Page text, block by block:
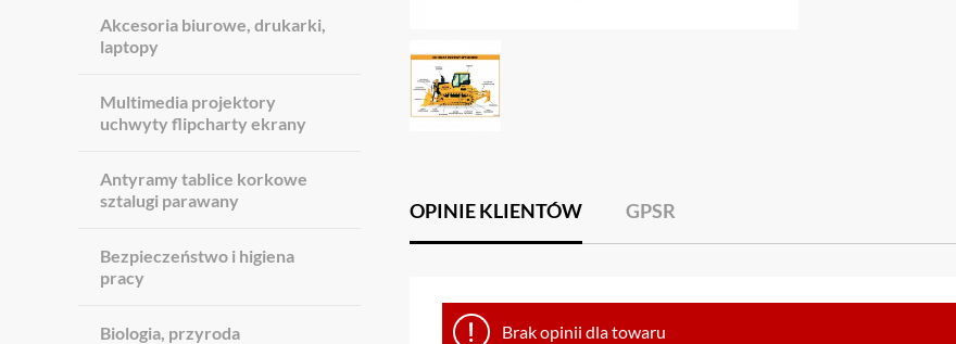
Akcesoria biurowe, drukarki,
laptopy
Multimedia projektory
uchwyty flipcharty ekrany
Antyramy tablice korkowe
sztalugi parawany
Bezpieczeństwo i higiena
pracy
Biologia, przyroda
OPINIE KLIENTÓW GPSR
Brak opinii dla towaru